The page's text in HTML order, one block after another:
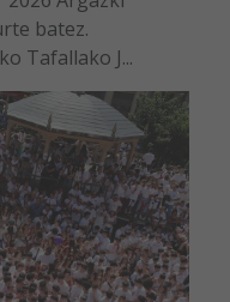
batez.
Tafallako J...